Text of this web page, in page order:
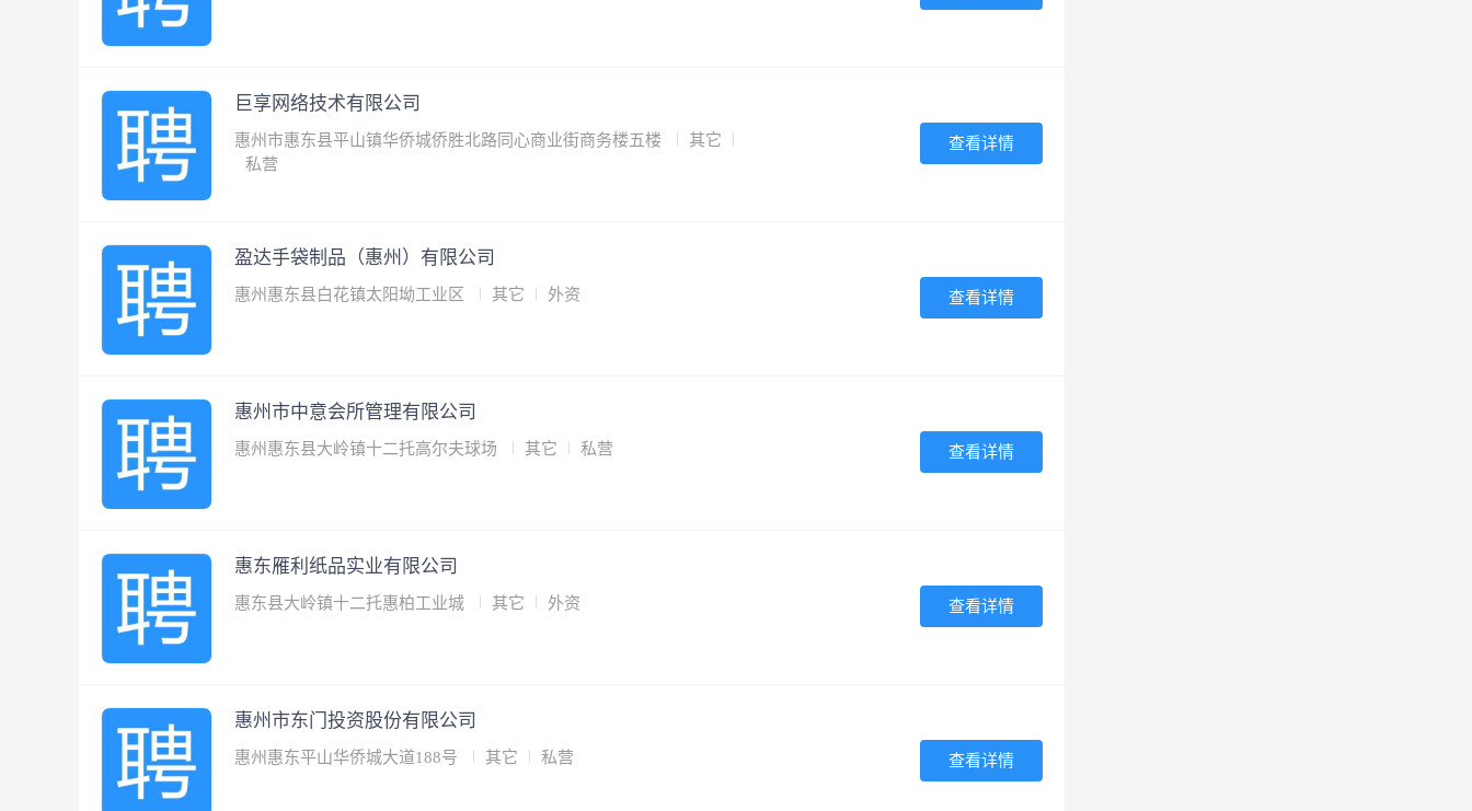
巨享网络技术有限公司
惠州市惠东县平山镇华侨城侨胜北路同心商业街商务楼五楼
其它
私营
查看详情
盈达手袋制品（惠州）有限公司
惠州惠东县白花镇太阳坳工业区 其它 外资 查看详情
惠州市中意会所管理有限公司
惠州惠东县大岭镇十二托高尔夫球场 其它 私营 查看详情
惠东雁利纸品实业有限公司
惠东县大岭镇十二托惠柏工业城 其它 外资 查看详情
惠州市东门投资股份有限公司
惠州惠东平山华侨城大道188号 其它 私营 查看详情